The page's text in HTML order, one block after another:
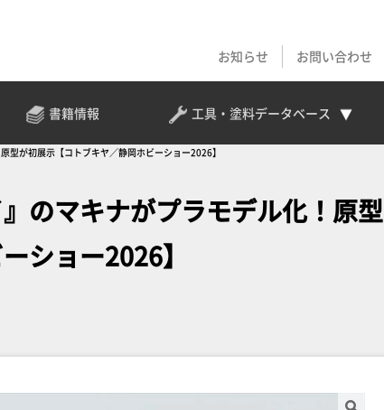
お知らせ
お問い合わせ
書籍情報 工具・塗料データベース
型が初展示【コトブキヤ／静岡ホビーショー2026】
のマキナがプラモデル化！原型
ショー2026】